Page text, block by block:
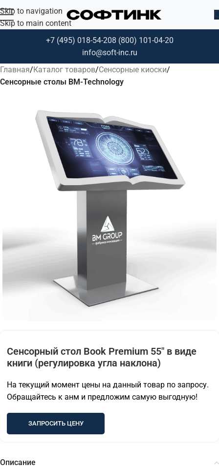
Skip to navigation
Skip to main content
+7 (495) 018-54-208 (800) 101-04-20
info@soft-inc.ru
Главная Каталог товаров Сенсорные киоски
Сенсорные столы BM-Technology
Сенсорный стол Book Premium 55″ в виде
книги (регулировка угла наклона)
На текущий момент цены на данный товар по запросу.
Обращайтесь к анм и предложим самую выгодную!
ЗАПРОСИТЬ ЦЕНУ
Описание